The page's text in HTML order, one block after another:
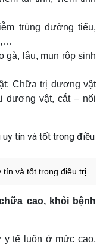
trùng đường tiểu,
gà, lậu, mụn rộp sinh
Chữa trị dương vật
dương vật, cắt – nối
tín và tốt trong điều trị
cao, khỏi bệnh
y tế luôn ở mức cao,